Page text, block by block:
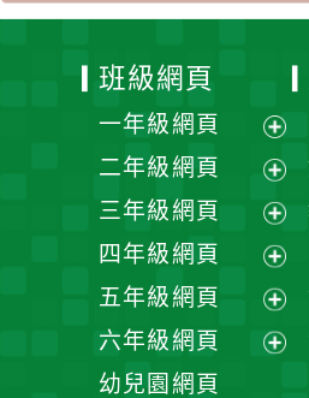
班級網頁
一年級網頁
展
開
選
單
二年級網頁
展
開
選
單
三年級網頁
展
開
選
單
四年級網頁
展
開
選
五年級網頁
展
開
六年級網頁
幼兒園網頁